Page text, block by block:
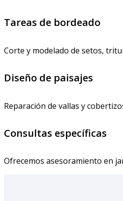
Tareas de bordeado
Corte y modelado de setos,
Diseño de paisajes
Reparación de vallas y
Consultas específicas
Ofrecemos asesoramiento en